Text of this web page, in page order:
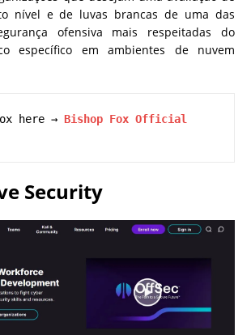
nível e de luvas brancas de uma das
ofensiva mais respeitadas do
específico em ambientes de nuvem
here → Bishop Fox Official
Security